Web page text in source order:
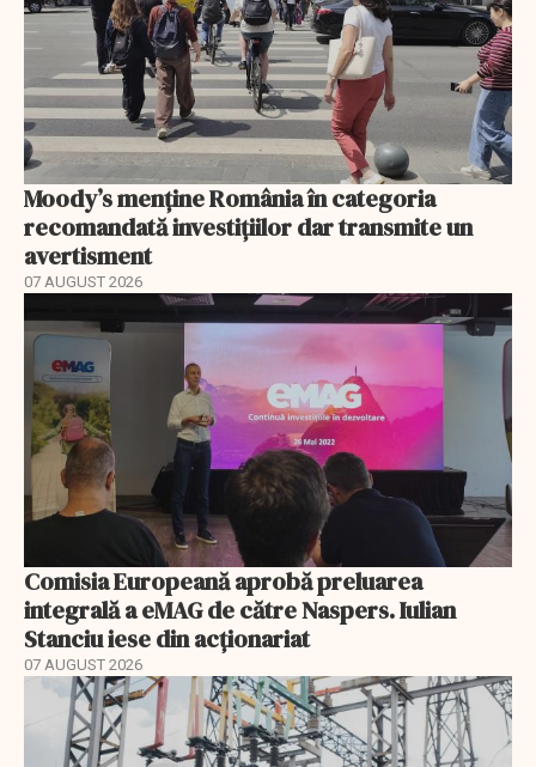
Moody’s menține România în categoria
recomandată investițiilor dar transmite un
avertisment
07 AUGUST 2026
Comisia Europeană aprobă preluarea
integrală a eMAG de către Naspers. Iulian
Stanciu iese din acționariat
07 AUGUST 2026